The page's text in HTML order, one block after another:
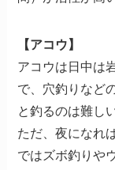
【アコウ】
アコウは日中は
で、穴釣りなど
と釣るのは難し
ただ、夜になれ
ではズボ釣りや